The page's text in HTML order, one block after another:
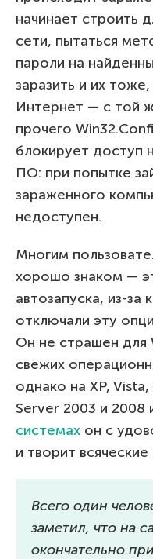
начинает строить
сети, пытаться
пароли на
заразить и их
Интернет — с той
прочего
блокирует доступ
ПО: при попытке
зараженного
недоступен.
Многим
хорошо знаком —
автозапуска, из-
отключали эту
Он не страшен для
свежих
однако на XP,
Server 2003 и 2008
системах он с
и творит
Всего один
заметил, что на
окончательно